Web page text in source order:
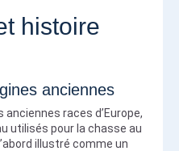
histoire
anciennes
anciennes races d’Europe,
utilisés pour la chasse au
illustré comme un